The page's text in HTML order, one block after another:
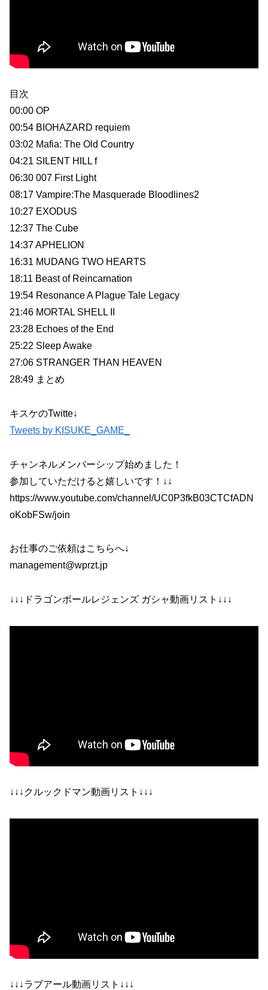
目次
00:00 OP
00:54 BIOHAZARD requiem
03:02 Mafia: The Old Country
04:21 SILENT HILL f
06:30 007 First Light
08:17 Vampire:The Masquerade Bloodlines2
10:27 EXODUS
12:37 The Cube
14:37 APHELION
16:31 MUDANG TWO HEARTS
18:11 Beast of Reincarnation
19:54 Resonance A Plague Tale Legacy
21:46 MORTAL SHELL II
23:28 Echoes of the End
25:22 Sleep Awake
27:06 STRANGER THAN HEAVEN
28:49 まとめ
キスケのTwitte↓
Tweets by KISUKE_GAME_
チャンネルメンバーシップ始めました！
参加していただけると嬉しいです！↓↓
https://www.youtube.com/channel/UC0P3fkB03CTCfADN
oKobFSw/join
お仕事のご依頼はこちらへ↓
management@wprzt.jp
↓↓↓ドラゴンボールレジェンズ ガシャ動画リスト↓↓↓
↓↓↓クルックドマン動画リスト↓↓↓
↓↓↓ラブアール動画リスト↓↓↓